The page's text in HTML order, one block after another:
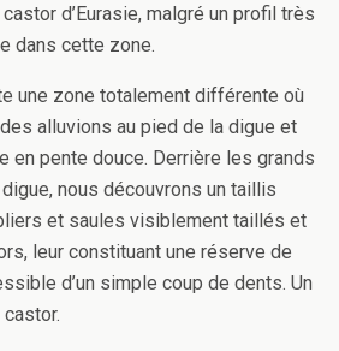
d’Eurasie, malgré un profil très
dans cette zone.
une zone totalement différente où
alluvions au pied de la digue et
en pente douce. Derrière les grands
nous découvrons un taillis
et saules visiblement taillés et
leur constituant une réserve de
d’un simple coup de dents. Un